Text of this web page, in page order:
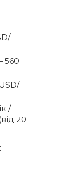
560
/
(від 20